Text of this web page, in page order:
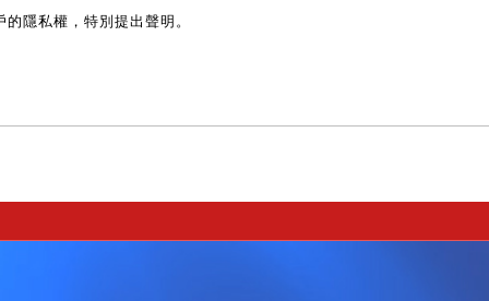
隱私權，特別提出聲明。